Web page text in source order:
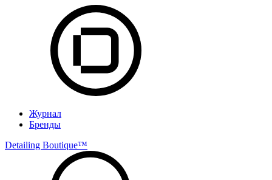
Журнал
Бренды
Detailing Boutique™️